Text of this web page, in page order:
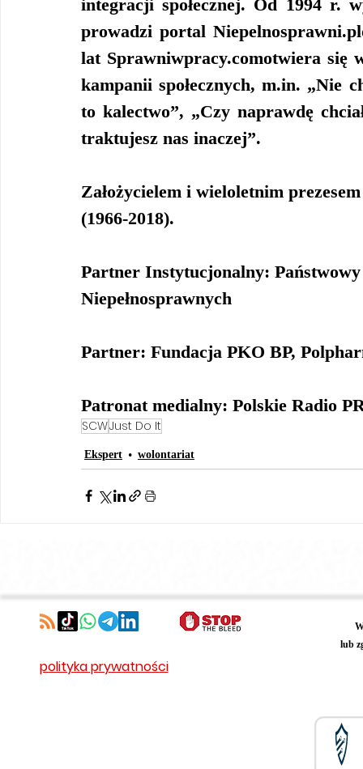
integracji społecznej. Od 1994 r.
prowadzi portal
lat Sprawniwpracy.comotwiera się
kampanii społecznych, m.in. „Nie
to kalectwo”, „Czy naprawdę
traktujesz nas inaczej”.
Założycielem i wieloletnim
(1966-2018).
Partner Instytucjonalny:
Niepełnosprawnych
Partner: Fundacja PKO BP,
Patronat medialny: Polskie Radio
SCWJust Do It
Ekspert wolontariat
lub
polityka prywatności